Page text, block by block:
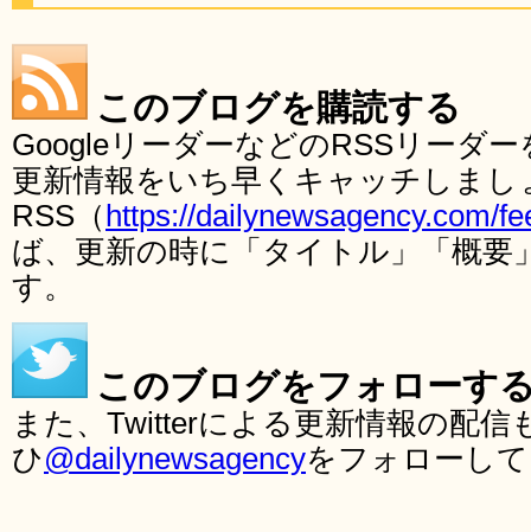
このブログを購読する
GoogleリーダーなどのRSSリーダ
更新情報をいち早くキャッチしま
RSS（https://dailynewsagency.com/
ば、更新の時に「タイトル」「概要
す。
このブログをフォローす
また、Twitterによる更新情報の配
ひ@dailynewsagencyをフォローし